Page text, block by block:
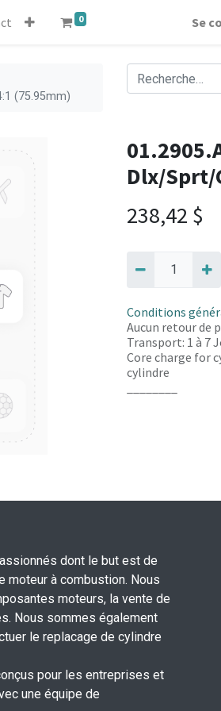
0 Se
(75.95mm)
Dlx/Sprt/
238,42 $
Conditions
Aucun retour de
Transport: 1 à 7
Core charge for
cylindre
dont le but est de
moteur à combustion. Nous
moteurs, la vente de
Nous sommes également
le replacage de cylindre
pour les entreprises et
une équipe de